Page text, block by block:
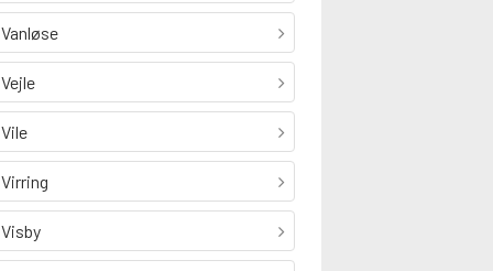
Vanløse
Vejle
Vile
Virring
Visby